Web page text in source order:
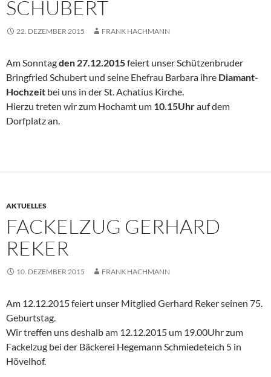
SCHUBERT
22. DEZEMBER 2015 FRANK HACHMANN
Am Sonntagden 27.12.2015feiert unser Schützenbruder
Bringfried Schubert und seine Ehefrau Barbara ihre Diamant-
Hochzeit bei uns in der St. Achatius Kirche.
Hierzu treten wir zum Hochamt um 10.15Uhrauf dem
Dorfplatz an.
AKTUELLES
FACKELZUG GERHARD
REKER
10. DEZEMBER 2015 FRANK HACHMANN
Am 12.12.2015 feiert unser Mitglied Gerhard Reker seinen 75.
Geburtstag.
Wir treffen uns deshalb am 12.12.2015 um 19.00Uhr zum
Fackelzug bei der Bäckerei Hegemann Schmiedeteich 5 in
Hövelhof.